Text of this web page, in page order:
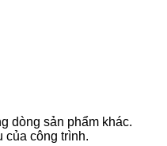
dòng sản phẩm khác.
của công trình.